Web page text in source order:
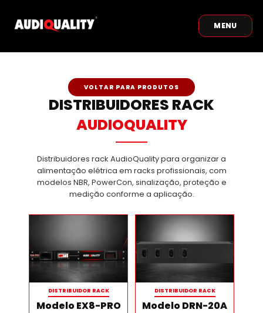
MENU
VOLTAR PARA PRODUTOS
DISTRIBUIDORES RACK
AUDIOQUALITY
Distribuidores rack AudioQuality para organizar a
alimentação elétrica em racks profissionais, com
modelos NBR, PowerCon, sinalização, proteção e
medição conforme a aplicação.
DISTRIBUIDOR RACK
Modelo EX8-PRO
DISTRIBUIDOR RACK
Modelo DRN-20A